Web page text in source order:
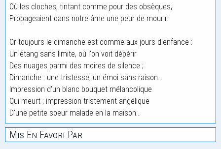
Où les cloches, tintant comme pour des obsèques,
Propageaient dans notre âme une peur de mourir.
Or toujours le dimanche est comme aux jours d'enfance :
Un étang sans limite, où l'on voit dépérir
Des nuages parmi des moires de silence ;
Dimanche : une tristesse, un émoi sans raison...
Impression d'un blanc bouquet mélancolique
Qui meurt ; impression tristement angélique
D'une petite soeur malade en la maison...
Mis En Favori Par